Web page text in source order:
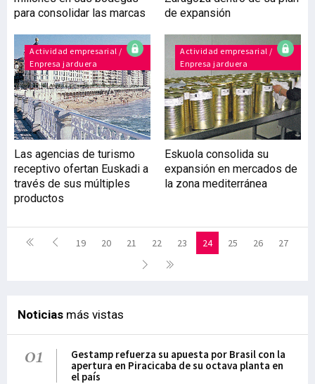
para consolidar las marcas
de expansión
Actividad empresarial /
Enpresa jarduera
Las agencias de turismo
receptivo ofertan Euskadi a
través de sus múltiples
productos
Actividad empresarial /
Enpresa jarduera
Eskuola consolida su
expansión en mercados de
la zona mediterránea
19 20 21 22 23 24 25 26 27
Noticias más vistas
01
Gestamp refuerza su apuesta por Brasil con la
apertura en Piracicaba de su octava planta en
el país